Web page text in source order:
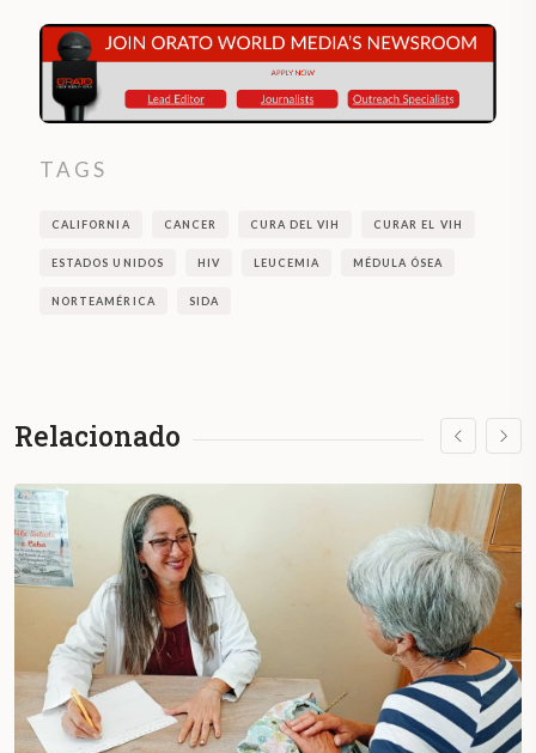
TAGS
CALIFORNIA CANCER CURA DEL VIH CURAR EL VIH
ESTADOS UNIDOS HIV LEUCEMIA MÉDULA ÓSEA
NORTEAMÉRICA SIDA
Relacionado